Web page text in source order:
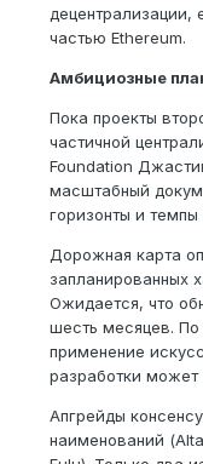
децентрализации,
частью Ethereum.
Амбициозные
Пока проекты
частичной
Foundation
масштабный
горизонты и темпы
Дорожная карта
запланированных
Ожидается, что
шесть месяцев.
применение
разработки может
Апгрейды
наименований